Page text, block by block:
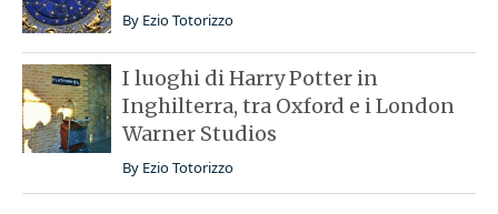
By Ezio Totorizzo
I luoghi di Harry Potter in
Inghilterra, tra Oxford e i London
Warner Studios
By Ezio Totorizzo